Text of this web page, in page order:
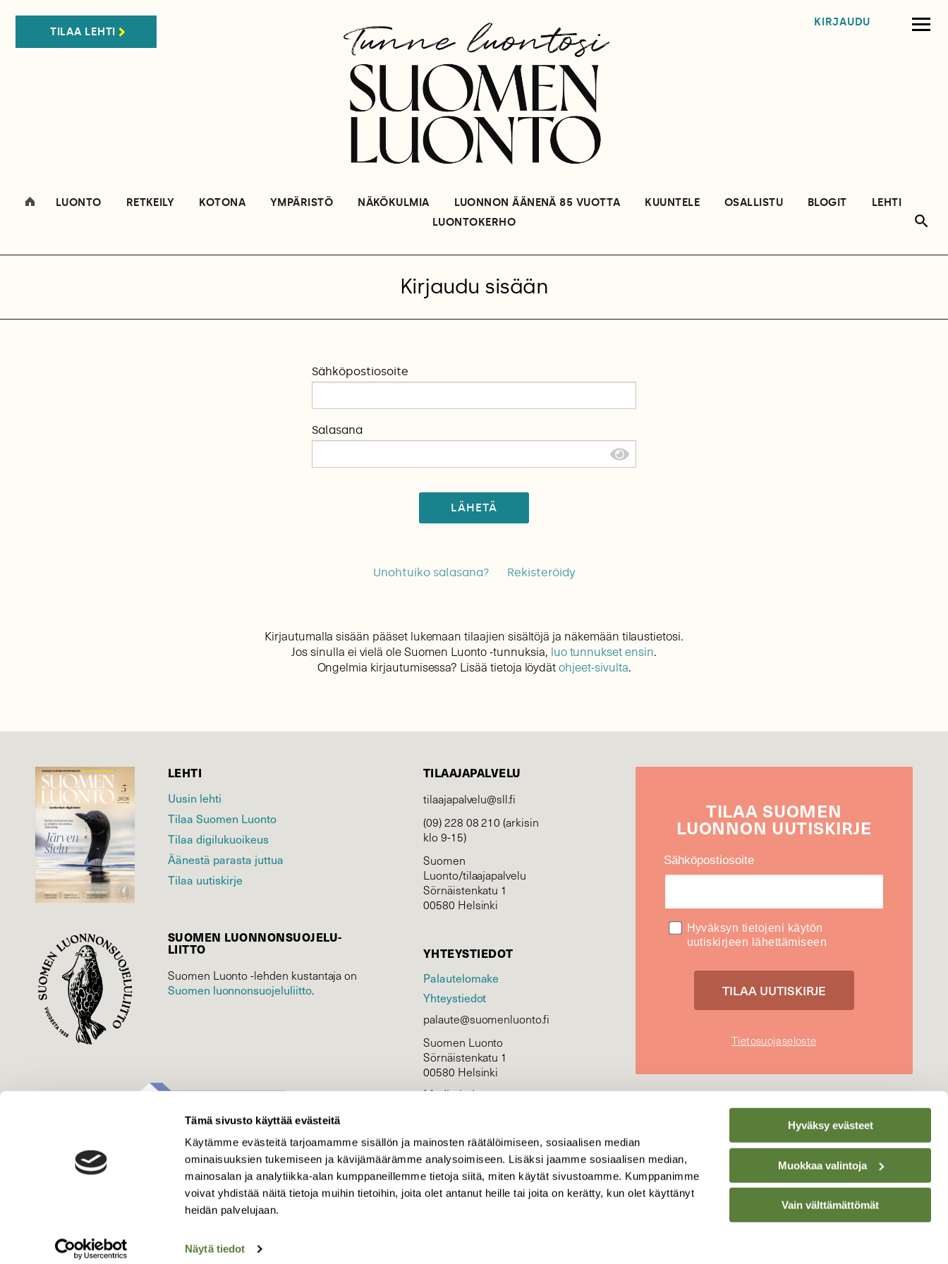
Tämä sivusto käyttää evästeitä
Käytämme evästeitä tarjoamamme sisällön ja mainosten räätälöimiseen, sosiaalisen median
ominaisuuksien tukemiseen ja kävijämäärämme analysoimiseen. Lisäksi jaamme sosiaalisen median,
mainosalan ja analytiikka-alan kumppaneillemme tietoja siitä, miten käytät sivustoamme. Kumppanimme
voivat yhdistää näitä tietoja muihin tietoihin, joita olet antanut heille tai joita on kerätty, kun olet käyttänyt
heidän palvelujaan.
Näytä tiedot
Hyväksy evästeet
Muokkaa valintoja
Vain välttämättömät
TILAA LEHTI
KIRJAUDU
LUONTO RETKEILY KOTONA YMPÄRISTÖ NÄKÖKULMIA LUONNON ÄÄNENÄ 85 VUOTTA KUUNTELE OSALLISTU BLOGIT
LEHTI
LUONTOKERHO
Kirjaudu sisään
Sähköpostiosoite
Salasana
LÄHETÄ
Unohtuiko salasana? Rekisteröidy
Kirjautumalla sisään pääset lukemaan tilaajien sisältöjä ja näkemään tilaustietosi.
Jos sinulla ei vielä ole Suomen Luonto -tunnuksia, luo tunnukset ensin.
Ongelmia kirjautumisessa? Lisää tietoja löydätohjeet-sivulta.
LEHTI
Uusin lehti
Tilaa Suomen Luonto
Tilaa digilukuoikeus
Äänestä parasta juttua
Tilaa uutiskirje
SUOMEN LUONNON­SUOJELU­
LIITTO
Suomen Luonto -lehden kustantaja on
Suomen luonnonsuojelu­liitto.
TILAAJAPALVELU
tilaajapalvelu@sll.fi
(09) 228 08 210 (arkisin
klo 9-15)
Suomen
Luonto/tilaajapalvelu
Sörnäistenkatu 1
00580 Helsinki
YHTEYSTIEDOT
Palautelomake
Yhteystiedot
palaute@suomenluonto.fi
Suomen Luonto
Sörnäistenkatu 1
00580 Helsinki
Mediatiedot
KIRJAUDU
TILAASUOMEN
LUONNON UUTIS­KIRJE
Sähköpostiosoite
Hyväksyn tietojeni käytön
uutiskirjeen lähettämiseen
Tietosuojaseloste